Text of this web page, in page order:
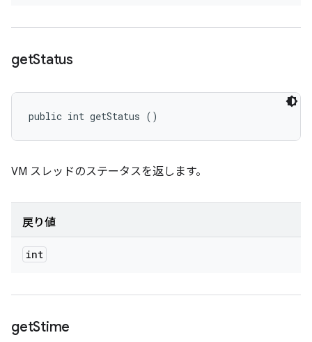
getStatus
public int getStatus ()
VM スレッドのステータスを返します。
戻り値
int
getStime